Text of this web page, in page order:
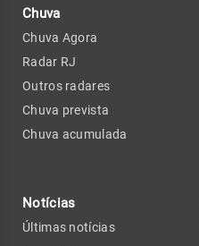
Chuva
Chuva Agora
Radar RJ
Outros radares
Chuva prevista
Chuva acumulada
Notícias
Últimas notícias